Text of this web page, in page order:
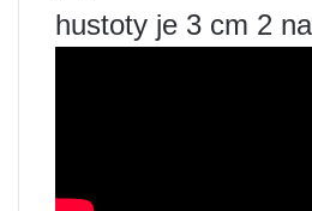
hustoty je 3 cm 2